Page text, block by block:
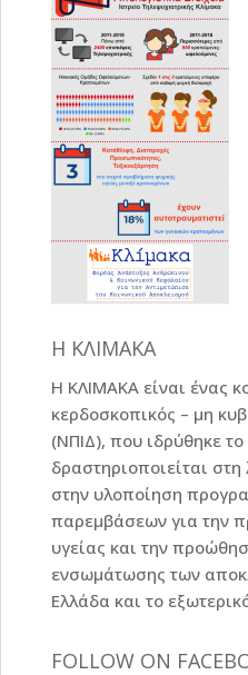
Η ΚΛΙΜΑΚΑ
Η ΚΛΙΜΑΚΑ είναι ένας
κερδοσκοπικός – μη
(ΝΠΙΔ), που ιδρύθηκε το
δραστηριοποιείται
στην υλοποίηση
παρεμβάσεων για την
υγείας και την
ενσωμάτωσης των
Ελλάδα και το
FOLLOW ON